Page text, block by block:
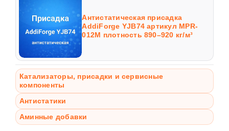
Антистатическая присадка
AddiForge YJB74 артикул MPR-
012M плотность 890–920 кг/м³
Катализаторы, присадки и сервисные
компоненты
Антистатики
Аминные добавки